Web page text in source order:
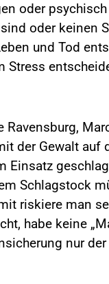
oder
oder keinen
und Tod
Stress
Ravensburg,
der Gewalt auf
Einsatz
Schlagstock
riskiere man
habe keine
nur